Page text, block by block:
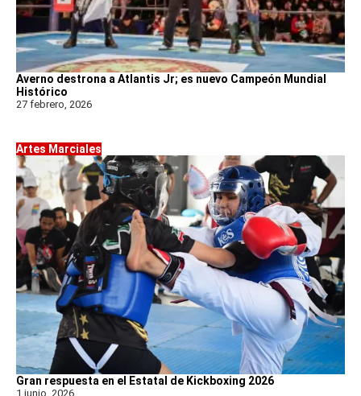
Averno destrona a Atlantis Jr; es nuevo Campeón Mundial
Histórico
27 febrero, 2026
Artes Marciales
Gran respuesta en el Estatal de Kickboxing 2026
1 junio, 2026